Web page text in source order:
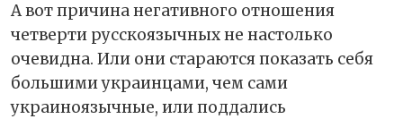
А вот причина негативного отношения
четверти русскоязычных не настолько
очевидна. Или они стараются показать себя
большими украинцами, чем сами
украиноязычные, или поддались